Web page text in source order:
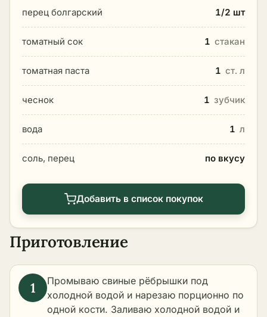
перец болгарский 1/2 шт
томатный сок 1 стакан
томатная паста 1 ст. л
чеснок 1 зубчик
вода 1 л
соль, перец по вкусу
Добавить в список покупок
Приготовление
Промываю свиные рёбрышки под
холодной водой и нарезаю порционно по
одной кости. Заливаю холодной водой и